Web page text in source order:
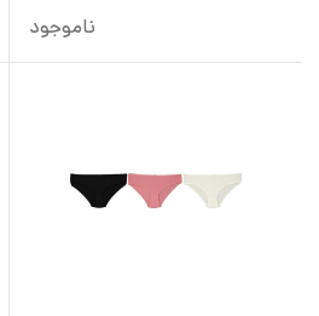
ناموجود